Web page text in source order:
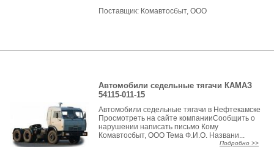
Поставщик: Комавтосбыт, ООО
Автомобили седельные тягачи КАМАЗ
54115-011-15
Автомобили седельные тягачи в Нефтекамске
Просмотреть на сайте компанииСообщить о
нарушении написать письмо Кому
Комавтосбыт, ООО Тема Ф.И.О. Названи...
Подробно >>